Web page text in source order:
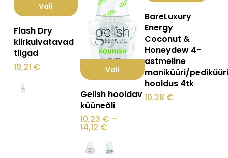
Vali
tootel
on
mitu
varianti.
Flash Dry
kiirkuivatavad
tilgad
19,21 € Vali
tootel
on
mitu
varianti.
Gelish hooldav
küüneõli
10,23 € –
14,12 €
kuni
14,12 €
BareLuxury
Energy
Coconut &
Honeydew 4-
astmeline
maniküüri/
hooldus 4tk
10,28 €